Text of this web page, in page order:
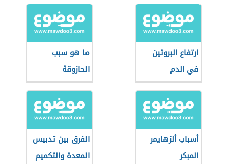
ارتفاع البروتين
في الدم
ما هو سبب
الحازوقة
أسباب ألزهايمر
المبكر
الفرق بين تدبيس
المعدة والتكميم